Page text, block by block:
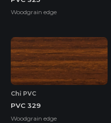
Woodgrain edge
Chỉ PVC
PVC 329
Woodgrain edge